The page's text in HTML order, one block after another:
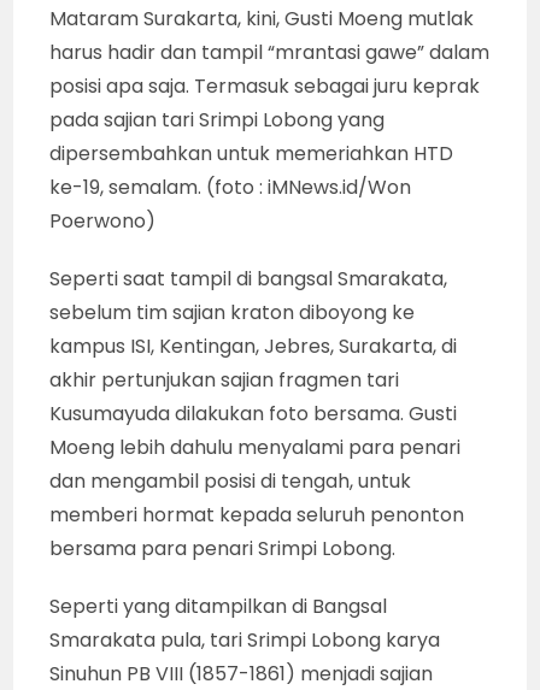
Mataram Surakarta, kini, Gusti Moeng mutlak
harus hadir dan tampil “mrantasi gawe” dalam
posisi apa saja. Termasuk sebagai juru keprak
pada sajian tari Srimpi Lobong yang
dipersembahkan untuk memeriahkan HTD
ke-19, semalam. (foto : iMNews.id/Won
Poerwono)
Seperti saat tampil di bangsal Smarakata,
sebelum tim sajian kraton diboyong ke
kampus ISI, Kentingan, Jebres, Surakarta, di
akhir pertunjukan sajian fragmen tari
Kusumayuda dilakukan foto bersama. Gusti
Moeng lebih dahulu menyalami para penari
dan mengambil posisi di tengah, untuk
memberi hormat kepada seluruh penonton
bersama para penari Srimpi Lobong.
Seperti yang ditampilkan di Bangsal
Smarakata pula, tari Srimpi Lobong karya
Sinuhun PB VIII (1857-1861) menjadi sajian